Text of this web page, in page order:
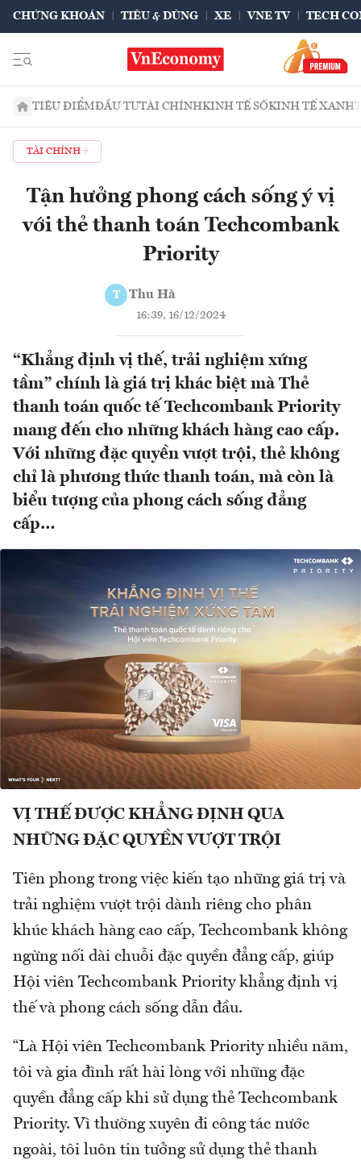
CHỨNG KHOÁN TIÊU & DÙNG XE VNE TV TECH
TIÊU ĐIỂMĐẦU TƯTÀI CHÍNHKINH TẾ SỐKINH TẾ XANH
TÀI CHÍNH
Tận hưởng phong cách sống ý vị
với thẻ thanh toán Techcombank
Priority
T Thu Hà
16:39, 16/12/2024
“Khẳng định vị thế, trải nghiệm xứng
tầm” chính là giá trị khác biệt mà Thẻ
thanh toán quốc tế Techcombank Priority
mang đến cho những khách hàng cao cấp.
Với những đặc quyền vượt trội, thẻ không
chỉ là phương thức thanh toán, mà còn là
biểu tượng của phong cách sống đẳng
cấp…
VỊ THẾ ĐƯỢC KHẲNG ĐỊNH QUA
NHỮNG ĐẶC QUYỀN VƯỢT TRỘI
Tiên phong trong việc kiến tạo những giá trị và
trải nghiệm vượt trội dành riêng cho phân
khúc khách hàng cao cấp, Techcombank không
ngừng nối dài chuỗi đặc quyền đẳng cấp, giúp
Hội viên Techcombank Priority khẳng định vị
thế và phong cách sống dẫn đầu.
“Là Hội viên Techcombank Priority nhiều năm,
tôi và gia đình rất hài lòng với những đặc
quyền đẳng cấp khi sử dụng thẻ Techcombank
Priority. Vì thường xuyên đi công tác nước
ngoài, tôi luôn tin tưởng sử dụng thẻ thanh